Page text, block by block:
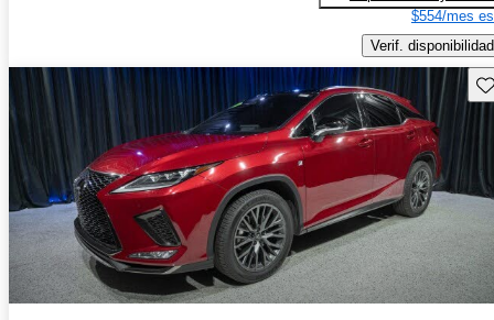
$554/mes
Verif. disponibilidad